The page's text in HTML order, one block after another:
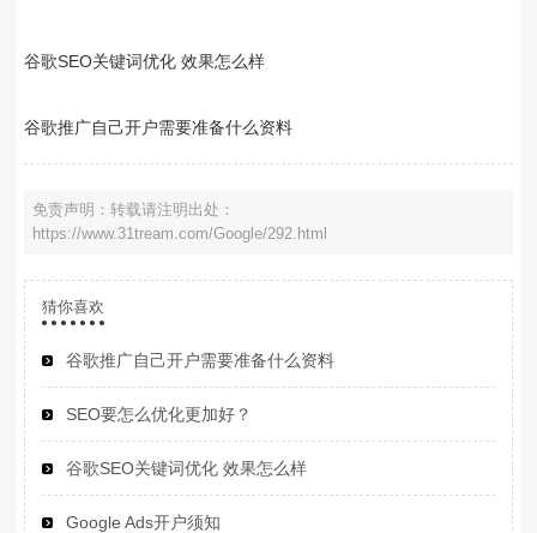
谷歌SEO关键词优化 效果怎么样
谷歌推广自己开户需要准备什么资料
免责声明：转载请注明出处：
https://www.31tream.com/Google/292.html
猜你喜欢
谷歌推广自己开户需要准备什么资料
SEO要怎么优化更加好？
谷歌SEO关键词优化 效果怎么样
Google Ads开户须知